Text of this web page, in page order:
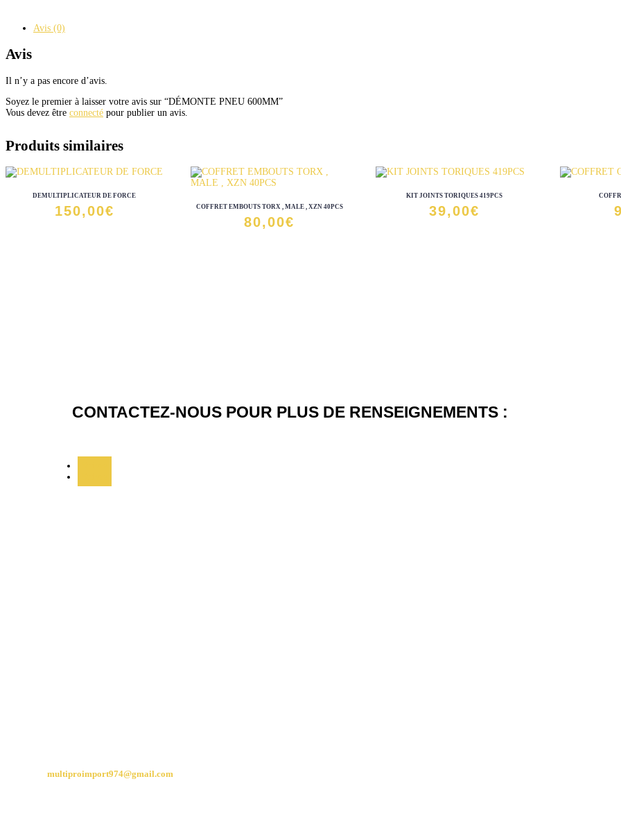
Avis (0)
Avis
Il n’y a pas encore d’avis.
Soyez le premier à laisser votre avis sur “DÉMONTE PNEU 600MM”
Vous devez être connecté pour publier un avis.
Produits similaires
DEMULTIPLICATEUR DE FORCE
150,00€ COFFRET EMBOUTS TORX , MALE , XZN 40PCS
80,00€
KIT JOINTS TORIQUES 419PCS
39,00€
CONTACTEZ-NOUS POUR PLUS DE RENSEIGNEMENTS :
multiproimport974@gmail.com